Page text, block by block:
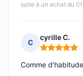
suite à un achat du
C
cyrille C.
Note : 5 sur 5
Comme